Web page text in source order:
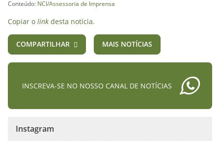
Conteúdo: NCI/Assessoria de Imprensa
Copiar o link desta notícia.
COMPARTILHAR MAIS NOTÍCIAS
INSCREVA-SE NO NOSSO CANAL DE NOTÍCIAS
Instagram